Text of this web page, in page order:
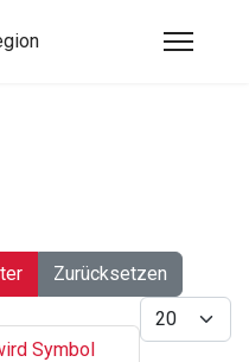
Zurücksetzen
Anzeige #
Symbol